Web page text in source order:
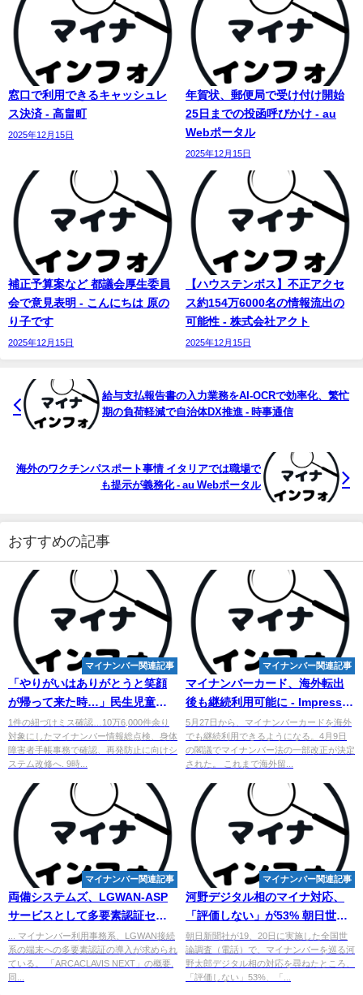
窓口で利用できるキャッシュレ
ス決済 - 高畠町
2025年12月15日
年賀状、郵便局で受け付け開始
25日までの投函呼びかけ - au
Webポータル
2025年12月15日
補正予算案など 都議会厚生委員
会で意見表明 - こんにちは 原の
り子です
2025年12月15日
【ハウステンボス】不正アクセ
ス約154万6000名の情報流出の
可能性 - 株式会社アクト
2025年12月15日
給与支払報告書の入力業務をAI-OCRで効率化、繁忙
期の負荷軽減で自治体DX推進 - 時事通信
海外のワクチンパスポート事情 イタリアでは職場で
も提示が義務化 - au Webポータル
おすすめの記事
マイナンバー関連記事
「やりがいはありがとうと笑顔
が帰って来た時…」民生児童委
員永田繁江さんに藍綬褒章
1件の紐づけミス確認…10万6,000件余り
対象にしたマイナンバー情報総点検、身体
障害者手帳事務で確認、再発防止に向けシ
ステム改修へ. 9時...
マイナンバー関連記事
マイナンバーカード、海外転出
後も継続利用可能に - Impress
Watch
5月27日から、マイナンバーカードを海外
でも継続利用できるようになる。4月9日
の閣議でマイナンバー法の一部改正が決定
された。 これまで海外留...
マイナンバー関連記事
両備システムズ、LGWAN-ASP
サービスとして多要素認証セキ
ュリティを自治体に提供
... マイナンバー利用事務系、LGWAN接続
系の端末への多要素認証の導入が求められ
ている。 「ARCACLAVIS NEXT」の概要.
同...
マイナンバー関連記事
河野デジタル相のマイナ対応、
「評価しない」が53% 朝日世論
調査
朝日新聞社が19、20日に実施した全国世
論調査（電話）で、マイナンバーを巡る河
野太郎デジタル相の対応を尋ねたところ、
「評価しない」53%、「...